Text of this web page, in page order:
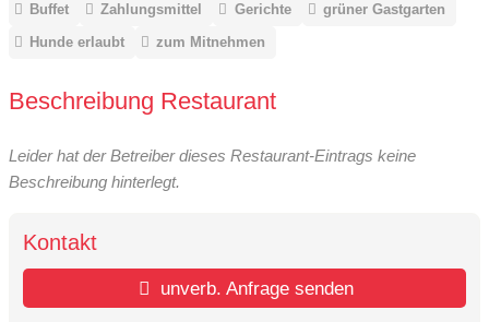
Buffet
Zahlungsmittel Gerichte
grüner Gastgarten
Hunde erlaubt
zum Mitnehmen
Beschreibung Restaurant
Leider hat der Betreiber dieses Restaurant-Eintrags keine
Beschreibung hinterlegt.
Kontakt
unverb. Anfrage senden